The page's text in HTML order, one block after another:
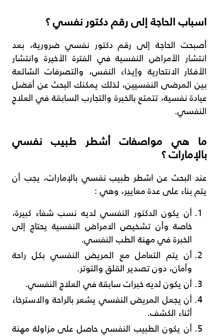
اسباب الحاجة إلى رقم دكتور نفسي ؟
أصبحت الحاجة إلى رقم دكتور نفسي ضرورية، بعد
انتشار الأمراض النفسية في الفترة الأخيرة وانتشار
الأفكار الانتحارية وإيذاء النفس، والتصرفات الشائعة
بين المرضى النفسيين، لذلك يمكنك البحث عن أفضل
عيادة نفسية، تتمتع بالخبرة والتجارب السابقة في العلاج
النفسي.
ما هي مواصفات أشطر طبيب نفسي
بالإمارات ؟
عند البحث عن اشطر طبيب نفسي بالإمارات، يجب أن
يتم بناء على عدة معايير، وهي :
أن يكون الدكتور النفسي لديه نسب شفاء كبيرة،
خاصة وأن تشخيص الامراض النفسية يحتاج إلى
الخبرة في مهنة الطب النفسي.
أن يتم التعامل مع المريض النفسي بكل راحة
وأمان، دون تصدير القلق والتوتر.
أن يكون لديه خبرات سابقة في العلاج النفسي.
أن يجعل المريض النفسي يشعر بالراحة والاسترخاء
أثناء الكشف.
أن يكون الطبيب النفسي حاصل على مزاولة مهنة